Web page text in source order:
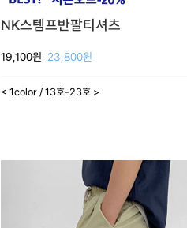
NK스템프반팔티셔츠
19,100원 23,800원
< 1color / 13호-23호 >